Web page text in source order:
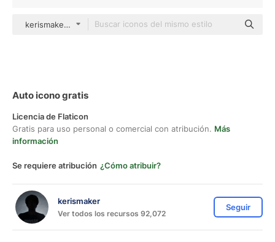
kerismaker color lineal-color
Auto icono gratis
Licencia de Flaticon
Gratis para uso personal o comercial con atribución. Más
información
Se requiere atribución ¿Cómo atribuir?
kerismaker
Ver todos los recursos 92,072
Seguir